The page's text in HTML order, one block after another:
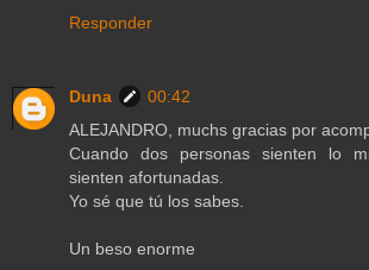
Responder
Duna
00:42
ALEJANDRO, muchs gracias por
Cuando dos personas sienten lo
sienten afortunadas.
Yo sé que tú los sabes.
Un beso enorme